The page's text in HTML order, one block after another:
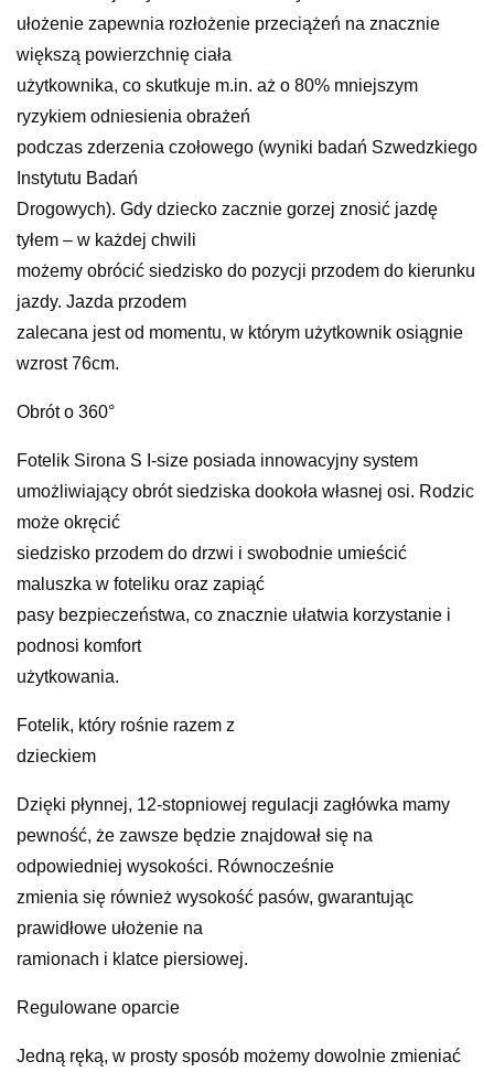
ułożenie zapewnia rozłożenie przeciążeń na znacznie
większą powierzchnię ciała
użytkownika, co skutkuje m.in. aż o 80% mniejszym
ryzykiem odniesienia obrażeń
podczas zderzenia czołowego (wyniki badań Szwedzkiego
Instytutu Badań
Drogowych). Gdy dziecko zacznie gorzej znosić jazdę
tyłem – w każdej chwili
możemy obrócić siedzisko do pozycji przodem do kierunku
jazdy. Jazda przodem
zalecana jest od momentu, w którym użytkownik osiągnie
wzrost 76cm.
Obrót o 360°
Fotelik Sirona S I-size posiada innowacyjny system
umożliwiający obrót siedziska dookoła własnej osi. Rodzic
może okręcić
siedzisko przodem do drzwi i swobodnie umieścić
maluszka w foteliku oraz zapiąć
pasy bezpieczeństwa, co znacznie ułatwia korzystanie i
podnosi komfort
użytkowania.
Fotelik, który rośnie razem z
dzieckiem
Dzięki płynnej, 12-stopniowej regulacji zagłówka mamy
pewność, że zawsze będzie znajdował się na
odpowiedniej wysokości. Równocześnie
zmienia się również wysokość pasów, gwarantując
prawidłowe ułożenie na
ramionach i klatce piersiowej.
Regulowane oparcie
Jedną ręką, w prosty sposób możemy dowolnie zmieniać